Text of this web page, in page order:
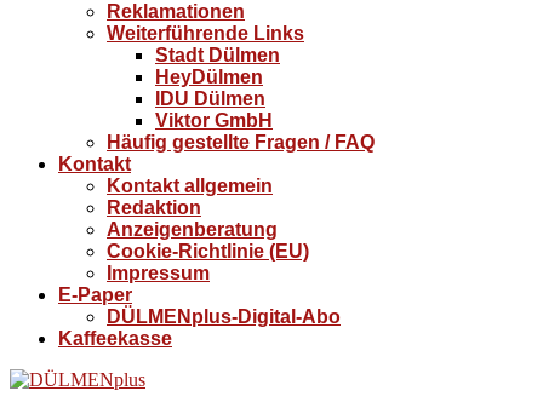
Reklamationen
Weiterführende Links
Stadt Dülmen
HeyDülmen
IDU Dülmen
Viktor GmbH
Häufig gestellte Fragen / FAQ
Kontakt
Kontakt allgemein
Redaktion
Anzeigenberatung
Cookie-Richtlinie (EU)
Impressum
E-Paper
DÜLMENplus-Digital-Abo
Kaffeekasse